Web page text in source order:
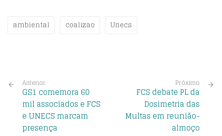
ambiental coalizao Unecs
Anterior
GS1 comemora 60
mil associados e FCS
e UNECS marcam
presença
Próximo
FCS debate PL da
Dosimetria das
Multas em reunião-
almoço